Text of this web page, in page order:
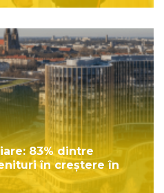
83% dintre
în creștere în